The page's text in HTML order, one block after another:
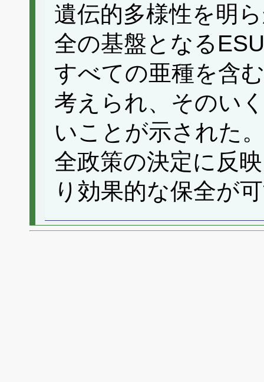
遺伝的多様性を明
全の基盤となる
すべての亜種を含
考えられ、そのい
いことが示された
全政策の決定に反
り効果的な保全が